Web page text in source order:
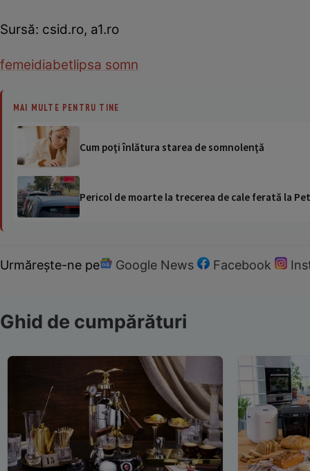
Sursă: csid.ro, a1.ro
femeidiabetlipsa somn
MAI MULTE PENTRU TINE
Cum poţi înlătura starea de somnolenţă
Pericol de moarte la trecerea de cale ferată la
Urmărește-ne pe Google News Facebook
Ghid de cumpărături